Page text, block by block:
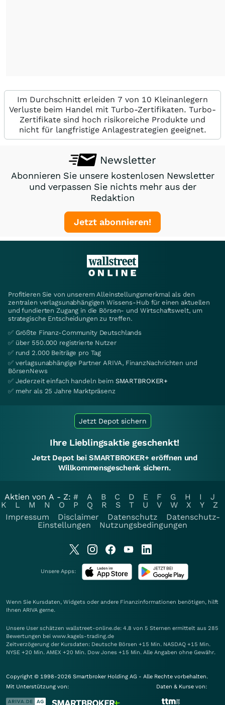
Im Durchschnitt erleiden 7 von 10 Kleinanlegern
Verluste beim Handel mit Turbo-Zertifikaten. Turbo-
Zertifikate sind hoch risikoreiche Produkte und
nicht für langfristige Anlagestrategien geeignet.
Newsletter
Abonnieren Sie unsere kostenlosen Newsletter
und verpassen Sie nichts mehr aus der
Redaktion
Jetzt abonnieren!
Profitieren Sie von unserem Alleinstellungsmerkmal als den
zentralen verlagsunabhängigen Wissens-Hub für einen aktuellen
und fundierten Zugang in die Börsen- und Wirtschaftswelt, um
strategische Entscheidungen zu treffen.
✅ Größte Finanz-Community Deutschlands
✅ über 550.000 registrierte Nutzer
✅ rund 2.000 Beiträge pro Tag
✅ verlagsunabhängige Partner ARIVA, FinanzNachrichten und
BörsenNews
✅ Jederzeit einfach handeln beim SMARTBROKER+
✅ mehr als 25 Jahre Marktpräsenz
Jetzt Depot sichern
Ihre Lieblingsaktie geschenkt!
Jetzt Depot bei SMARTBROKER+ eröffnen und
Willkommensgeschenk sichern.
Aktien von A - Z: # A B C D E F G H I
J
K
L M N O P Q R S T U V W X Y
Z
Impressum
Disclaimer Datenschutz
Datenschutz-
Einstellungen
Nutzungsbedingungen
Unsere Apps:
Wenn Sie Kursdaten, Widgets oder andere Finanzinformationen benötigen, hilft
Ihnen ARIVA gerne.
Unsere User schätzen wallstreet-online.de: 4.8 von 5 Sternen ermittelt aus 285
Bewertungen bei www.kagels-trading.de
Zeitverzögerung der Kursdaten: Deutsche Börsen +15 Min. NASDAQ +15 Min.
NYSE +20 Min. AMEX +20 Min. Dow Jones +15 Min. Alle Angaben ohne Gewähr.
Copyright © 1998-2026 Smartbroker Holding AG - Alle Rechte vorbehalten.
Mit Unterstützung von:
Daten & Kurse von: